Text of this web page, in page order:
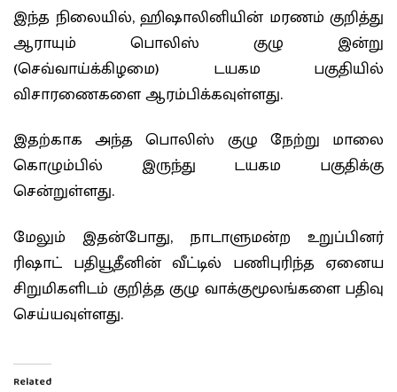
இந்த நிலையில், ஹிஷாலினியின் மரணம் குறித்து
ஆராயும் பொலிஸ் குழு இன்று
(செவ்வாய்க்கிழமை) டயகம பகுதியில்
விசாரணைகளை ஆரம்பிக்கவுள்ளது.
இதற்காக அந்த பொலிஸ் குழு நேற்று மாலை
கொழும்பில் இருந்து டயகம பகுதிக்கு
சென்றுள்ளது.
மேலும் இதன்போது, நாடாளுமன்ற உறுப்பினர்
ரிஷாட் பதியூதீனின் வீட்டில் பணிபுரிந்த ஏனைய
சிறுமிகளிடம் குறித்த குழு வாக்குமூலங்களை பதிவு
செய்யவுள்ளது.
Related